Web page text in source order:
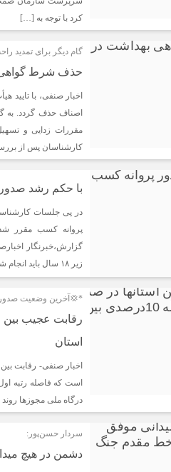
کرد با توجه به […]
گام دیگر برای تمدید
حذف شرط گواهی
اخبار صنفی، با تایید
اصناف حذف گردد. به
مقررات زدایی و
کارشناسان پس از
با حکم رشد
در پی جلسات
گزارش،خبرنگار
زیر ۱۸ سال باید انجام شود […]
*💢آخرین وضعیت صدور
استان
اخبار صنفی- رقابت
درگاه ملی مجوزها
سردار حسن‌پور:
دشمن در هیچ